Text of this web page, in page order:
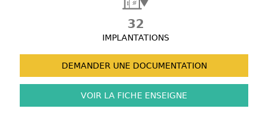
32
IMPLANTATIONS
DEMANDER UNE DOCUMENTATION
VOIR LA FICHE ENSEIGNE